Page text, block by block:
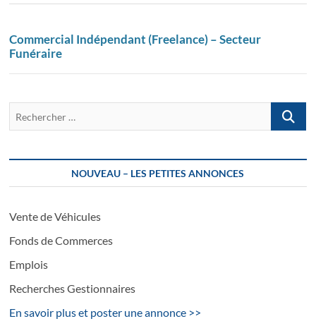
Commercial Indépendant (Freelance) – Secteur
Funéraire
…
NOUVEAU – LES PETITES ANNONCES
Vente de Véhicules
Fonds de Commerces
Emplois
Recherches Gestionnaires
En savoir plus et poster une annonce >>